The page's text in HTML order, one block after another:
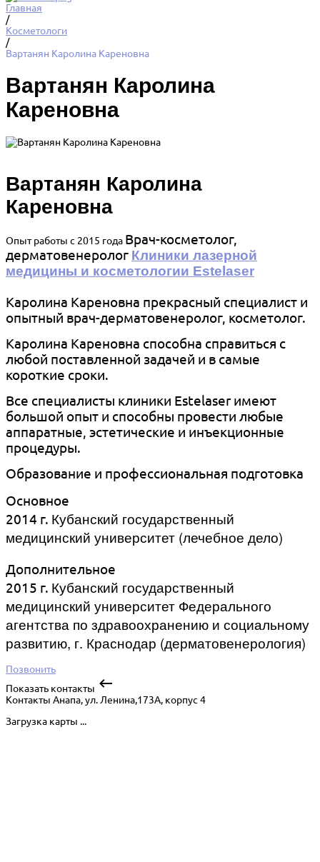
Главная
/
Косметологи
/
Вартанян Каролина Кареновна
Вартанян Каролина
Кареновна
Вартанян Каролина
Кареновна
Опыт работы с 2015 года Врач-косметолог,
дерматовенеролог Клиники лазерной
медицины и косметологии Estelaser
Каролина Кареновна прекрасный специалист и
опытный врач-дерматовенеролог, косметолог.
Каролина Кареновна способна справиться с
любой поставленной задачей и в самые
короткие сроки.
Все специалисты клиники Estelaser имеют
большой опыт и способны провести любые
аппаратные, эстетические и инъекционные
процедуры.
Образование и профессиональная подготовка
Основное
2014 г. Кубанский государственный
медицинский университет (лечебное дело)
Дополнительное
2015 г. Кубанский государственный
медицинский университет Федерального
агентства по здравоохранению и социальному
развитию, г. Краснодар (дерматовенерология)
Позвонить
Показать контакты
Контакты Анапа, ул. Ленина,173А, корпус 4
Загрузка карты ...